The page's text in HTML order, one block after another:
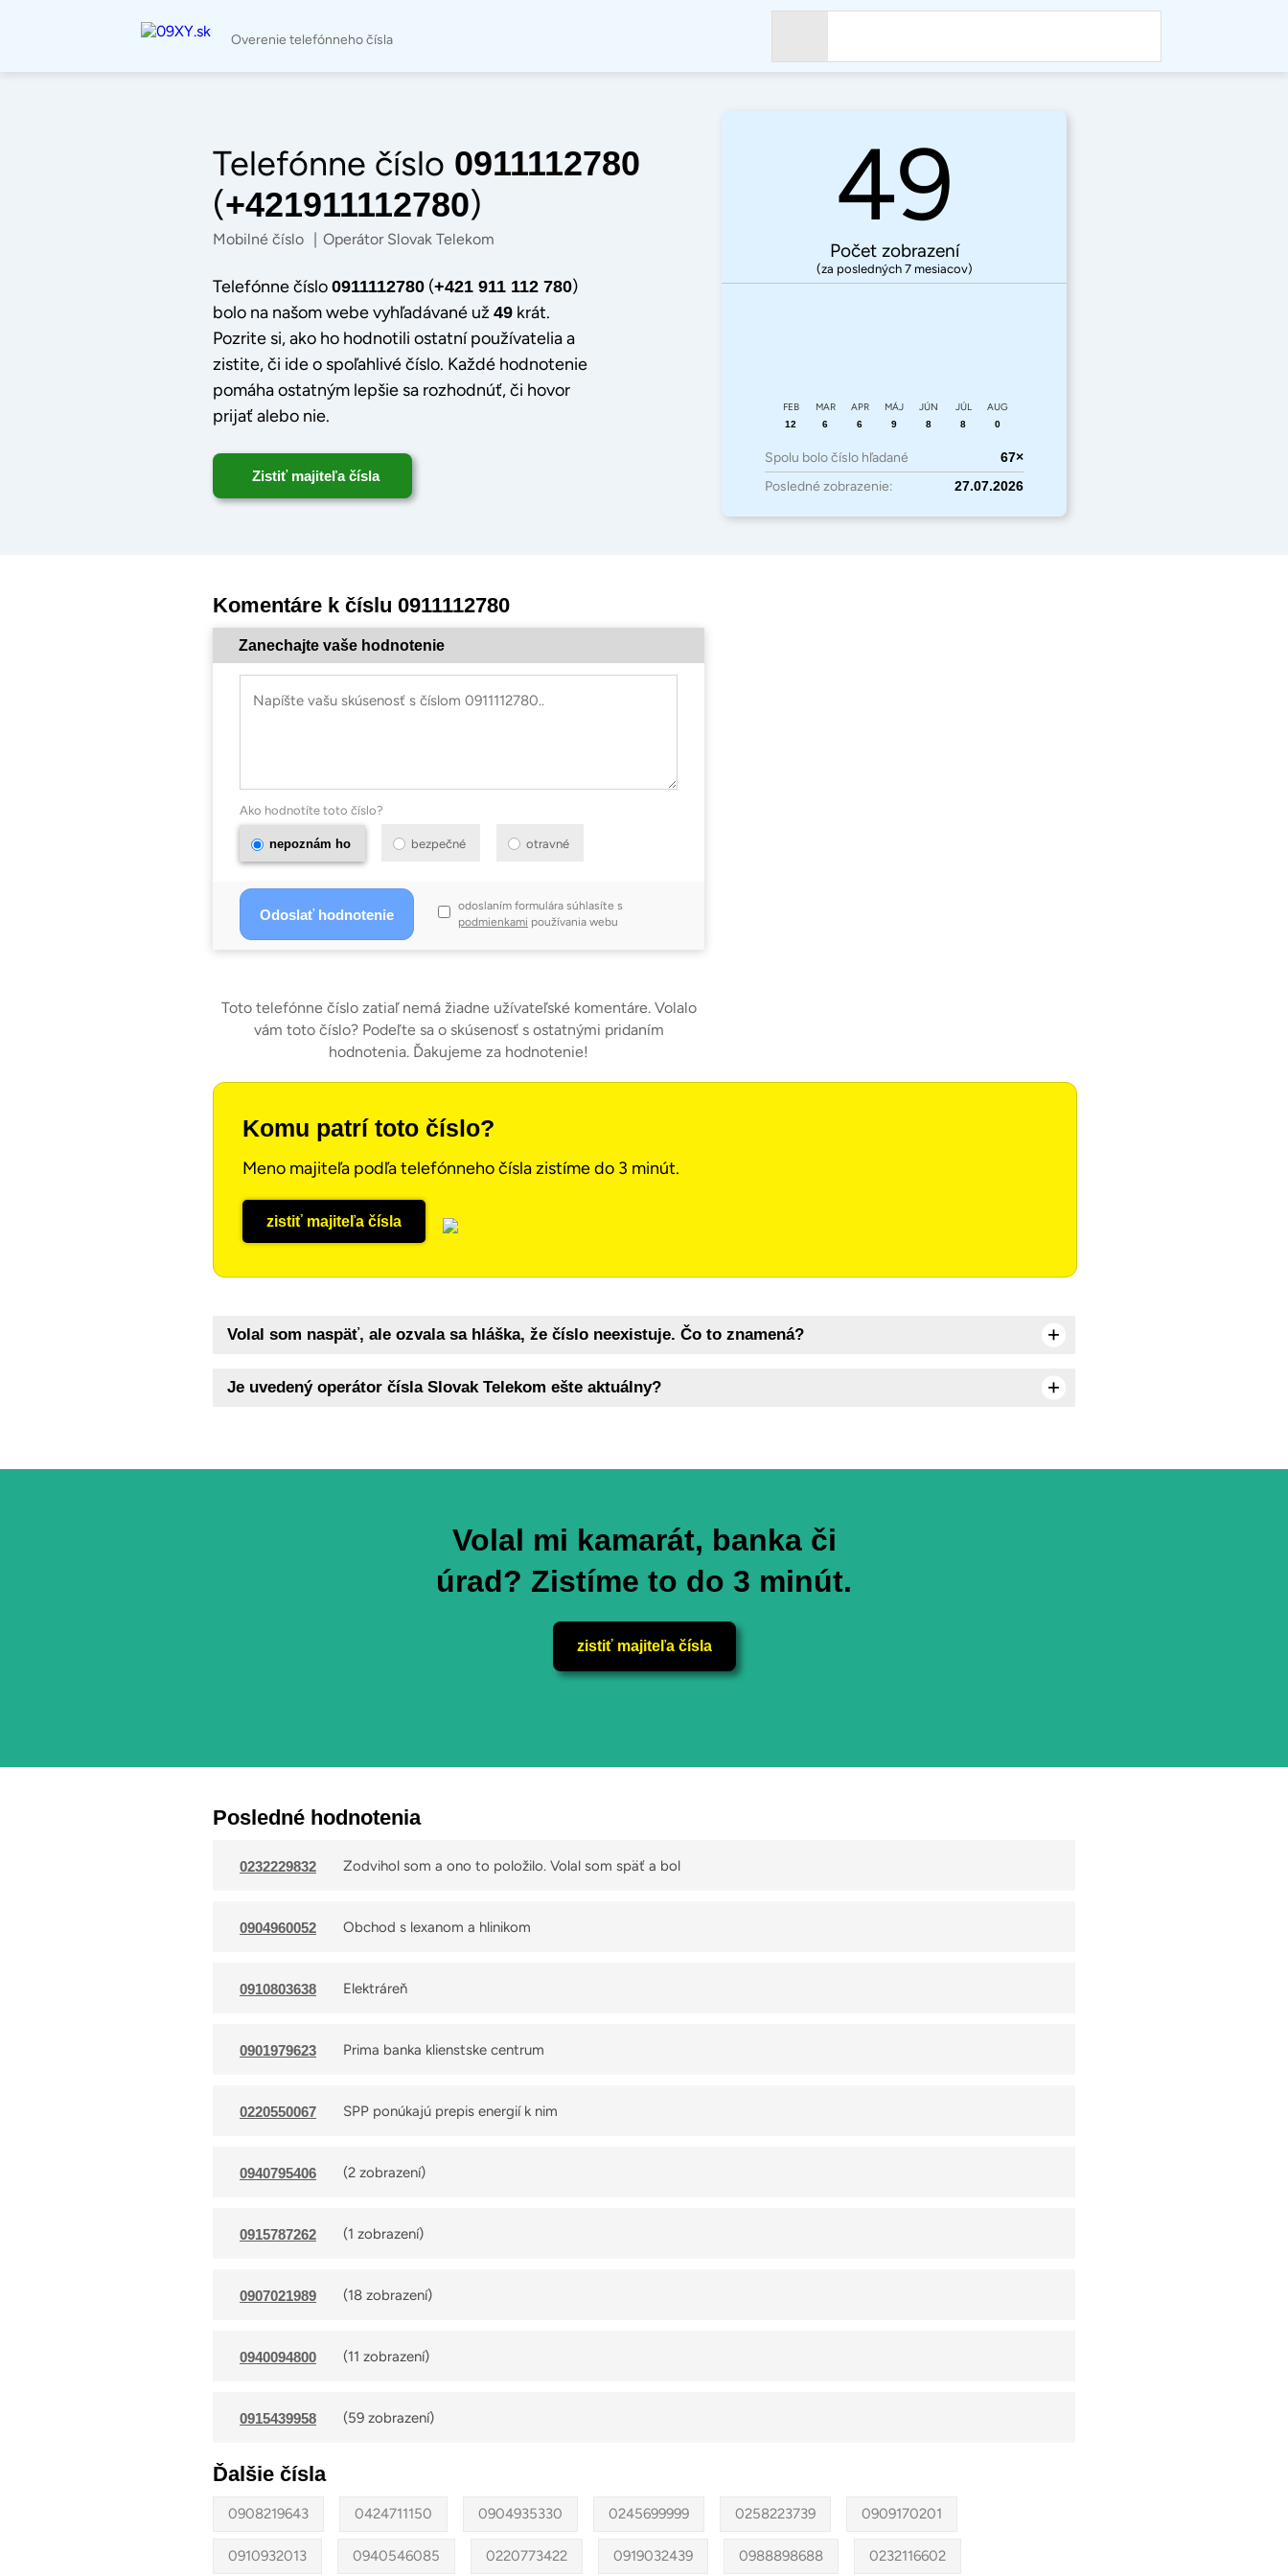
Overenie telefónneho čísla
Telefónne číslo 0911112780
(+421911112780)
Mobilné číslo | Operátor Slovak Telekom
Telefónne číslo 0911112780 (+421 911 112 780)
bolo na našom webe vyhľadávané už 49 krát.
Pozrite si, ako ho hodnotili ostatní používatelia a
zistite, či ide o spoľahlivé číslo. Každé hodnotenie
pomáha ostatným lepšie sa rozhodnúť, či hovor
prijať alebo nie.
Zistiť majiteľa čísla
49
Počet zobrazení
(za posledných 7 mesiacov)
FEB
12
MAR
6
APR
6
MÁJ
9
JÚN
8
JÚL
8
AUG
0
Spolu bolo číslo hľadané 67×
Posledné zobrazenie: 27.07.2026
Komentáre k číslu 0911112780
Zanechajte vaše hodnotenie
Ako hodnotíte toto číslo?
nepoznám ho bezpečné otravné
odoslaním formulára súhlasíte s
podmienkami používania webu
Toto telefónne číslo zatiaľ nemá žiadne užívateľské komentáre. Volalo
vám toto číslo? Podeľte sa o skúsenosť s ostatnými pridaním
hodnotenia. Ďakujeme za hodnotenie!
Komu patrí toto číslo?
Meno majiteľa podľa telefónneho čísla zistíme do 3 minút.
zistiť majiteľa čísla
Volal som naspäť, ale ozvala sa hláška, že číslo neexistuje. Čo to znamená?
Je uvedený operátor čísla Slovak Telekom ešte aktuálny?
Volal mi kamarát, banka či
úrad? Zistíme to do 3 minút.
zistiť majiteľa čísla
Posledné hodnotenia
0232229832
Zodvihol som a ono to položilo. Volal som späť a bol
0904960052 Obchod s lexanom a hlinikom
0910803638 Elektráreň
0901979623 Prima banka klienstske centrum
0220550067 SPP ponúkajú prepis energií k nim
0940795406 (2 zobrazení)
0915787262 (1 zobrazení)
0907021989 (18 zobrazení)
0940094800 (11 zobrazení)
0915439958 (59 zobrazení)
Ďalšie čísla
0908219643 0424711150 0904935330 0245699999 0258223739 0909170201
0910932013 0940546085 0220773422 0919032439 0988898688 0232116602